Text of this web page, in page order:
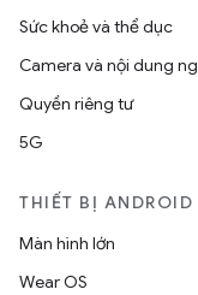
Sức khoẻ và thể dục
Camera và nội dung
Quyền riêng tư
5G
THIẾT BỊ ANDROID
Màn hình lớn
Wear OS